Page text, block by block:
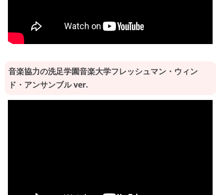
音楽協力の洗足学園音楽大学フレッシュマン・ウィン
ド・アンサンブル ver.